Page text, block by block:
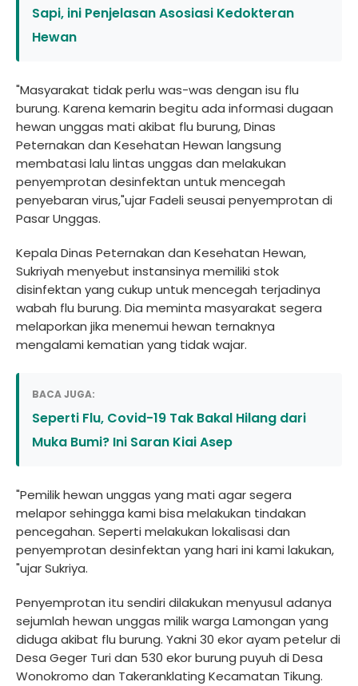
Sapi, ini Penjelasan Asosiasi Kedokteran
Hewan
"Masyarakat tidak perlu was-was dengan isu flu
burung. Karena kemarin begitu ada informasi dugaan
hewan unggas mati akibat flu burung, Dinas
Peternakan dan Kesehatan Hewan langsung
membatasi lalu lintas unggas dan melakukan
penyemprotan desinfektan untuk mencegah
penyebaran virus,"ujar Fadeli seusai penyemprotan di
Pasar Unggas.
Kepala Dinas Peternakan dan Kesehatan Hewan,
Sukriyah menyebut instansinya memiliki stok
disinfektan yang cukup untuk mencegah terjadinya
wabah flu burung. Dia meminta masyarakat segera
melaporkan jika menemui hewan ternaknya
mengalami kematian yang tidak wajar.
BACA JUGA:
Seperti Flu, Covid-19 Tak Bakal Hilang dari
Muka Bumi? Ini Saran Kiai Asep
"Pemilik hewan unggas yang mati agar segera
melapor sehingga kami bisa melakukan tindakan
pencegahan. Seperti melakukan lokalisasi dan
penyemprotan desinfektan yang hari ini kami lakukan,
"ujar Sukriya.
Penyemprotan itu sendiri dilakukan menyusul adanya
sejumlah hewan unggas milik warga Lamongan yang
diduga akibat flu burung. Yakni 30 ekor ayam petelur di
Desa Geger Turi dan 530 ekor burung puyuh di Desa
Wonokromo dan Takeranklating Kecamatan Tikung.